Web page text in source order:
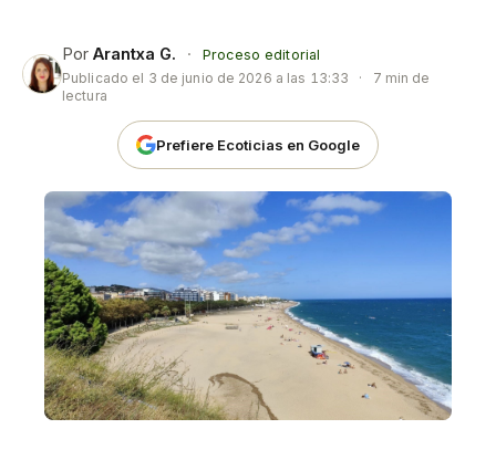
Por Arantxa G. ·
Proceso editorial
Publicado el 3 de junio de 2026 a las 13:33 ·
7 min de
lectura
Prefiere Ecoticias en Google